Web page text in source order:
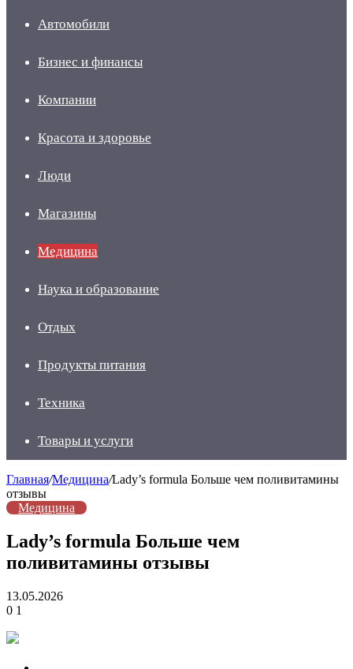
Автомобили
Бизнес и финансы
Компании
Красота и здоровье
Люди
Магазины
Медицина
Наука и образование
Отдых
Продукты питания
Техника
Товары и услуги
Главная/Медицина/Lady’s formula Больше чем поливитамины
отзывы
Медицина
Lady’s formula Больше чем
поливитамины отзывы
13.05.2026
0 1